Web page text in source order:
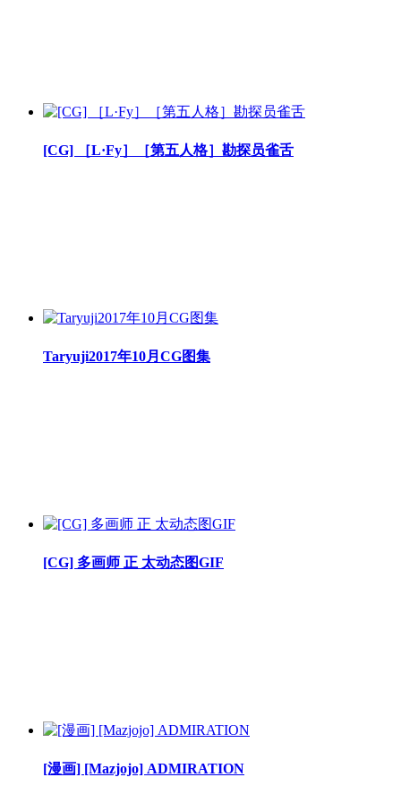
[CG] ［L·Fy］［第五人格］勘探员雀舌
Taryuji2017年10月CG图集
[CG] 多画师 正 太动态图GIF
[漫画] [Mazjojo] ADMIRATION